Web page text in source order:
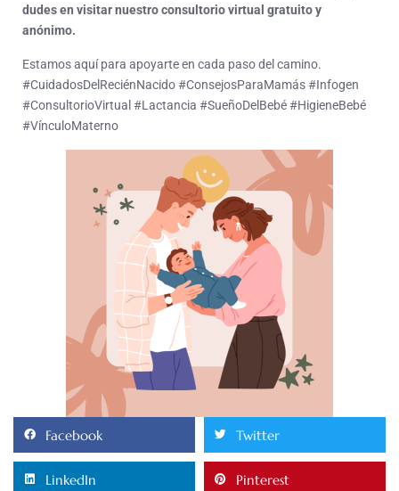
dudes en visitar nuestro consultorio virtual gratuito y
anónimo.
Estamos aquí para apoyarte en cada paso del camino.
#CuidadosDelReciénNacido #ConsejosParaMamás #Infogen
#ConsultorioVirtual #Lactancia #SueñoDelBebé #HigieneBebé
#VínculoMaterno
Facebook Twitter
LinkedIn Pinterest